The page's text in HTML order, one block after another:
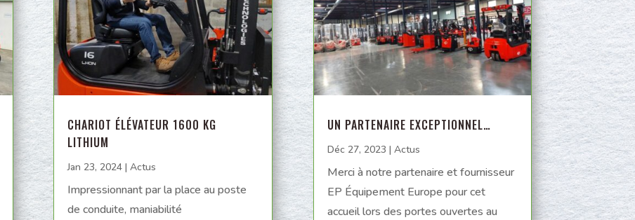
CHARIOT ÉLÉVATEUR 1600 KG
LITHIUM
Jan 23, 2024 |Actus
Impressionnant par la place au poste
de conduite, maniabilité
UN PARTENAIRE EXCEPTIONNEL…
Déc 27, 2023 | Actus
Merci à notre partenaire et fournisseur
EP Équipement Europe pour cet
accueil lors des portes ouvertes au